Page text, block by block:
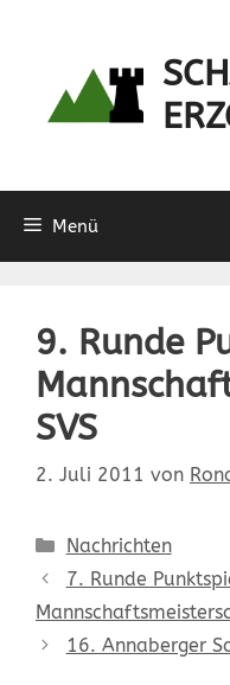
Menü
9. Runde
SVS
2. Juli 2011 von
Kategorien
Nachrichten
7. Runde
16. Annaberger